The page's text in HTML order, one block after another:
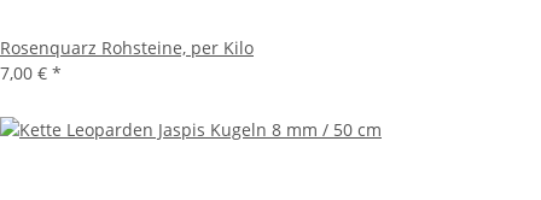
Rosenquarz Rohsteine, per Kilo
7,00 € *